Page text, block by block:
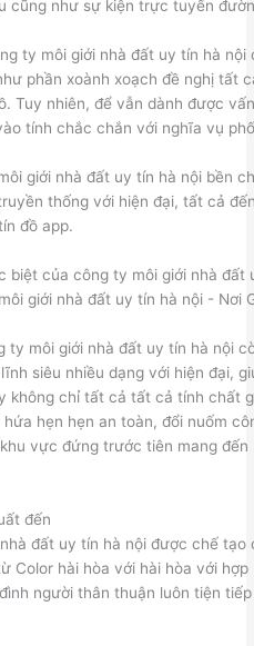
cũng như sự kiện trực tuyến
ty môi giới nhà đất uy tín hà nội
phần xoành xoạch đề nghị tất
Tuy nhiên, để vẫn dành được
tính chắc chắn với nghĩa vụ
giới nhà đất uy tín hà nội bền
thống với hiện đại, tất cả
đồ app.
biệt của công ty môi giới nhà đất
ty môi giới nhà đất uy tín hà nội
siêu nhiều dạng với hiện đại,
không chỉ tất cả tất cả tính chất
hẹn hẹn an toàn, đổi nuốm
vực đứng trước tiên mang đến
đến
đất uy tín hà nội được chế tạo
Color hài hòa với hài hòa với
người thân thuận luôn tiện